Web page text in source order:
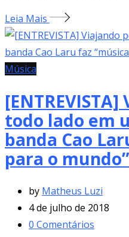
Leia Mais
Música
todo lado em
banda Cao
para o mundo”
by Matheus Luzi
4 de julho de 2018
0 Comentários